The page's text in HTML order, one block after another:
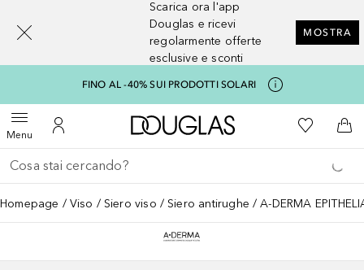
Scarica ora l'app
Douglas e ricevi
regolarmente offerte
esclusive e sconti
MOSTRA
FINO AL -40% SUI PRODOTTI SOLARI
MenuApri menuAl Mio Account
A Douglas HomeAlla Mia
Al
Torna indietro
Esegui ricerca
Homepage Viso Siero viso Siero antirughe A-DERMA
[navigation.slideout.screenreader]